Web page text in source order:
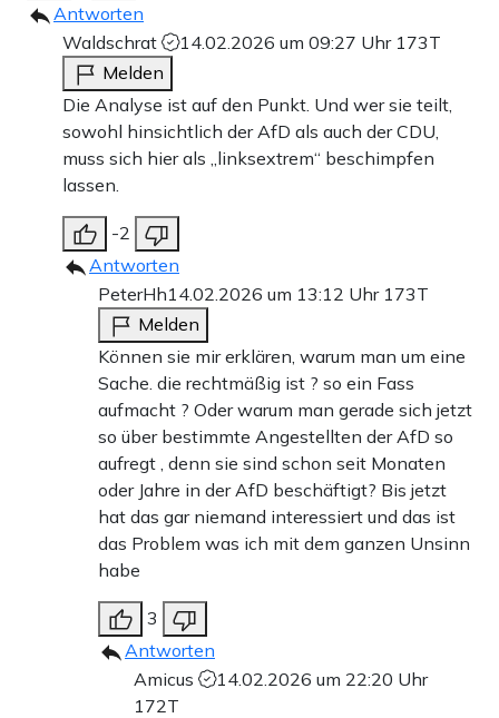
Antworten
Waldschrat
14.02.2026 um 09:27 Uhr 173T
Melden
Die Analyse ist auf den Punkt. Und wer sie teilt,
sowohl hinsichtlich der AfD als auch der CDU,
muss sich hier als „linksextrem“ beschimpfen
lassen.
-2
Antworten
PeterHh14.02.2026 um 13:12 Uhr 173T
Melden
Können sie mir erklären, warum man um eine
Sache. die rechtmäßig ist ? so ein Fass
aufmacht ? Oder warum man gerade sich jetzt
so über bestimmte Angestellten der AfD so
aufregt , denn sie sind schon seit Monaten
oder Jahre in der AfD beschäftigt? Bis jetzt
hat das gar niemand interessiert und das ist
das Problem was ich mit dem ganzen Unsinn
habe
3
Antworten
Amicus
14.02.2026 um 22:20 Uhr
172T